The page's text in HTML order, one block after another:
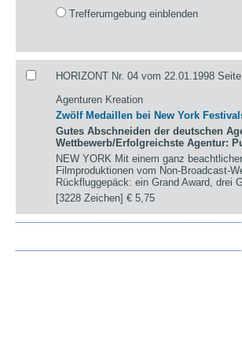
Trefferumgebung einblenden
HORIZONT Nr. 04 vom 22.01.1998
Agenturen Kreation
Zwölf Medaillen bei New York
Gutes Abschneiden der deutschen
Wettbewerb/Erfolgreichste Agentur:
NEW YORK Mit einem ganz
Filmproduktionen vom Non-Broadcast-
Rückfluggepäck: ein Grand Award, drei
[3228 Zeichen]€ 5,75